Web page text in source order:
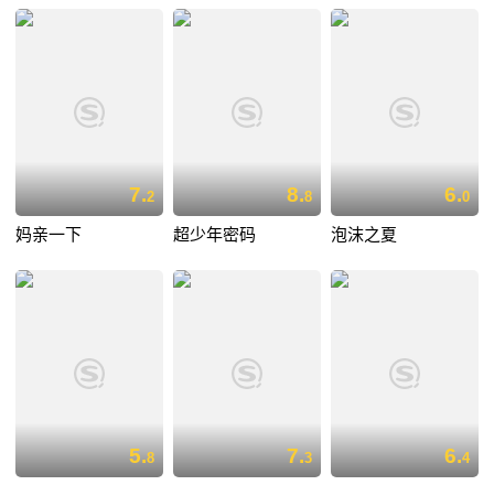
7.2
妈亲一下
8.8
超少年密码
6.0
泡沫之夏
5.8 7.3 6.4